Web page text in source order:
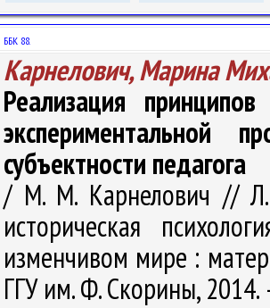
ББК 88.
Карнелович, Марина
Реализация
экспериментальной
субъектности педагога
/ М. М. Карнелович //
историческая
изменчивом мире :
ГГУ им. Ф. Скорины,